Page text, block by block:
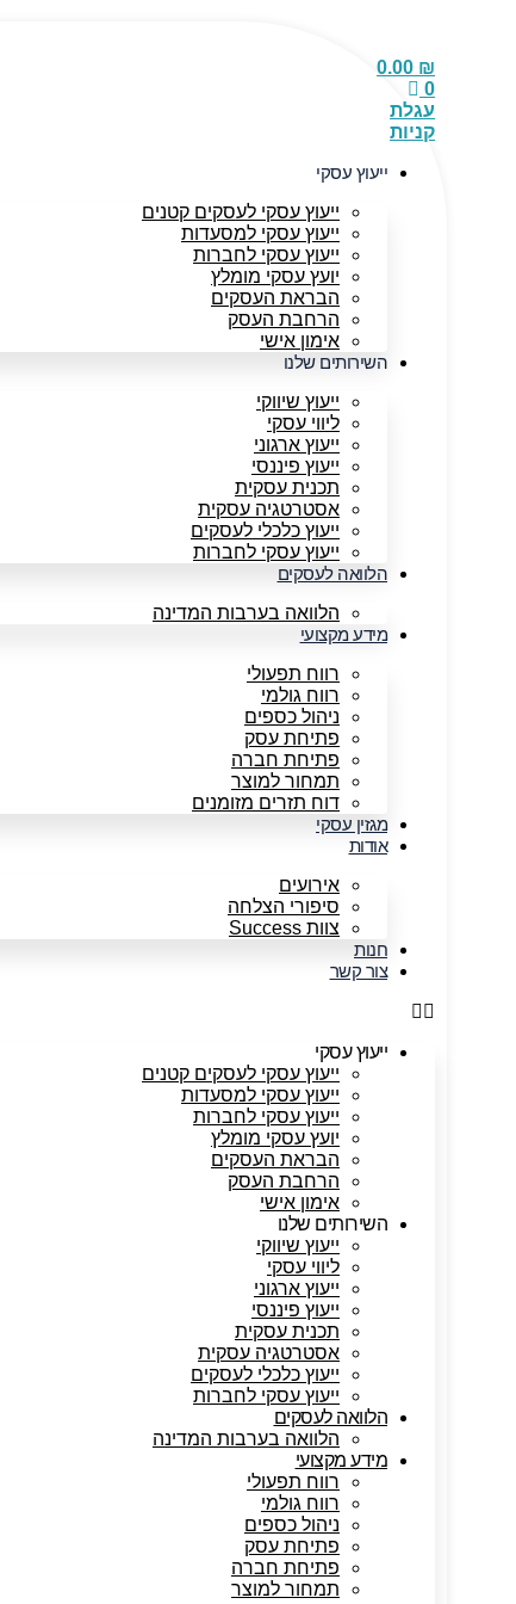
0.00 ₪
0
עגלת
קניות
ייעוץ עסקי
ייעוץ עסקי לעסקים קטנים
ייעוץ עסקי למסעדות
ייעוץ עסקי לחברות
יועץ עסקי מומלץ
הבראת העסקים
הרחבת העסק
אימון אישי
השירותים שלנו
ייעוץ שיווקי
ליווי עסקי
ייעוץ ארגוני
ייעוץ פיננסי
תכנית עסקית
אסטרטגיה עסקית
ייעוץ כלכלי לעסקים
ייעוץ עסקי לחברות
הלוואה לעסקים
הלוואה בערבות המדינה
מידע מקצועי
רווח תפעולי
רווח גולמי
ניהול כספים
פתיחת עסק
פתיחת חברה
תמחור למוצר
דוח תזרים מזומנים
מגזין עסקי
אודות
אירועים
סיפורי הצלחה
צוות Success
חנות
צור קשר
ייעוץ עסקי
ייעוץ עסקי לעסקים קטנים
ייעוץ עסקי למסעדות
ייעוץ עסקי לחברות
יועץ עסקי מומלץ
הבראת העסקים
הרחבת העסק
אימון אישי
השירותים שלנו
ייעוץ שיווקי
ליווי עסקי
ייעוץ ארגוני
ייעוץ פיננסי
תכנית עסקית
אסטרטגיה עסקית
ייעוץ כלכלי לעסקים
ייעוץ עסקי לחברות
הלוואה לעסקים
הלוואה בערבות המדינה
מידע מקצועי
רווח תפעולי
רווח גולמי
ניהול כספים
פתיחת עסק
פתיחת חברה
תמחור למוצר